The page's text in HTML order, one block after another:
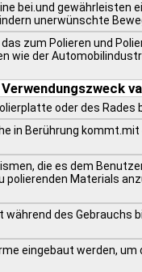
bei.und gewährleisten
unerwünschte
zum Polieren und
wie der
oder des Rades
in Berührung
die es dem
Materials
des Gebrauchs
eingebaut werden, um